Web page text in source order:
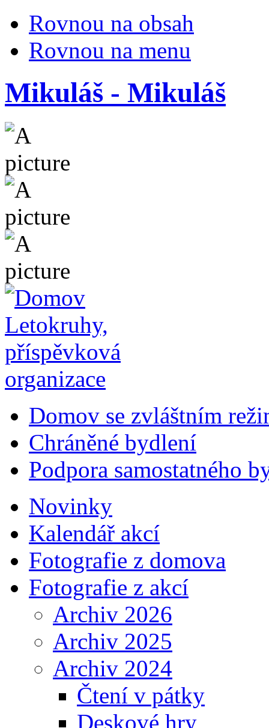
Rovnou na obsah
Rovnou na menu
Mikuláš - Mikuláš
Domov se zvláštním
Chráněné bydlení
Podpora samostatného
Novinky
Kalendář akcí
Fotografie z domova
Fotografie z akcí
Archiv 2026
Archiv 2025
Archiv 2024
Čtení v pátky
Deskové hry